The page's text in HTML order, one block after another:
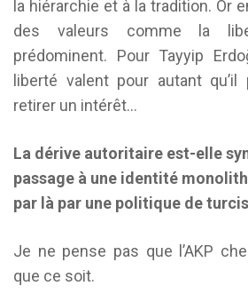
la hiérarchie et à la tradition. Or
des valeurs comme la
prédominent. Pour Tayyip
liberté valent pour autant
retirer un intérêt…
La dérive autoritaire est-elle
passage à une identité
par là par une politique de
Je ne pense pas que l’AKP
que ce soit.